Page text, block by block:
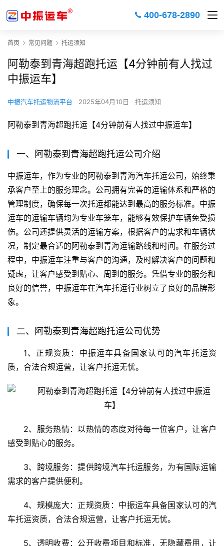
400-678-2890
首页 常见问题 托运须知
阿勒泰到青海超跑托运【4分钟前有人找过
中振运车】
中振汽车托运物流平台 2025年04月10日 托运须知
阿勒泰到青海超跑托运【4分钟前有人找过中振运车】
一、阿勒泰到青海超跑托运公司介绍
中振运车，作为专业的阿勒泰到青海汽车托运公司，始终秉
承客户至上的服务理念。公司拥有完善的运输体系和严格的
管理制度，确保每一次托运都能达到最高的服务标准。中振
运车的运输车辆均为专业车笼车，能够有效保护车辆免受损
伤。公司还提供灵活的运输方案，根据客户的需求和车辆状
况，制定最合适的阿勒泰到青海运输路线和时间。在服务过
程中，中振运车注重与客户的沟通，及时解决客户的问题和
疑虑，让客户感受到贴心、周到的服务。凭借专业的服务和
良好的信誉，中振运车在汽车托运行业树立了良好的品牌形
象。
二、阿勒泰到青海超跑托运公司优势
1、正规资质：中振运车具备国家认可的汽车托运资
质，合法合规运营，让客户托运无忧。
2、服务热情：以热情的态度对待每一位客户，让客户
感受到贴心的服务。
3、跨境服务：提供跨境汽车托运服务，为有国际运输
需求的客户提供便利。
4、规模庞大：正规资质：中振运车具备国家认可的汽
车托运资质，合法合规运营，让客户托运无忧。
5、透明收费：公开收费项目和标准，无隐藏费用，让